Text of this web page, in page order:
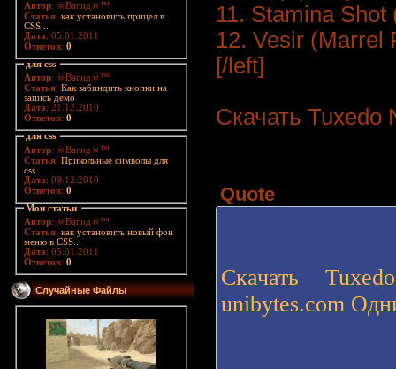
Автор: ☠Вагид☠™
Статья: как установить прицел в
CSS...
Дата: 05.01.2011
Ответов: 0
для css
Автор: ☠Вагид☠™
Статья: Как забиндить кнопки на
запись демо
Дата: 21.12.2010
Ответов: 0
для css
Автор: ☠Вагид☠™
Статья: Прикольные символы для
css
Дата: 09.12.2010
Ответов: 0
Мои статьи
Автор: ☠Вагид☠™
Статья: как установить новый фон
меню в CSS...
Дата: 05.01.2011
Ответов: 0
Случайные Файлы
11. Stamina
12. Vesir (Marrel
[/left]
Скачать Tuxedo
Quote
Скачать
unibytes.com